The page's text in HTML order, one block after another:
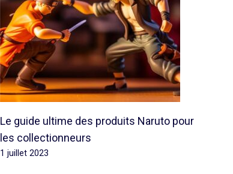
Le guide ultime des produits Naruto pour
les collectionneurs
1 juillet 2023